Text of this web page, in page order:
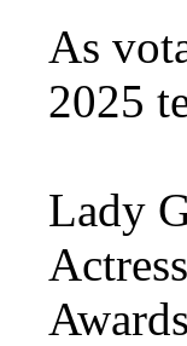
As
2025
Lady